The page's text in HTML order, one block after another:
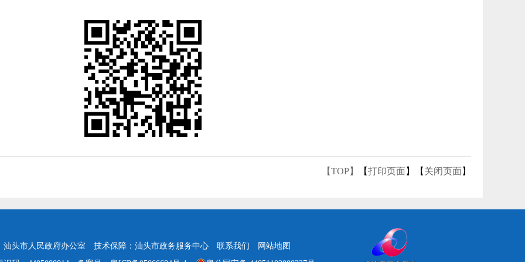
【TOP】 【打印页面】【 关闭页面】
汕头市人民政府办公室 技术保障：汕头市政务服务中心 联系我们
网站地图